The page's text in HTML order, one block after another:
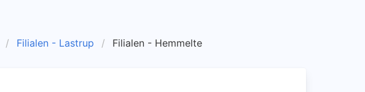
Filialen - Lastrup Filialen - Hemmelte